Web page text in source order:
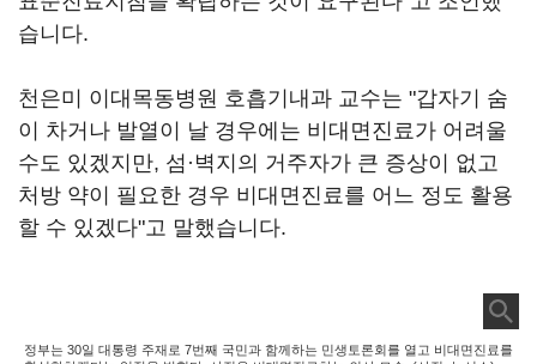
습니다.
천은미 이대목동병원 호흡기내과 교수는 "갑자기 숨
이 차거나 발열이 날 경우에는 비대면진료가 어려울
수도 있겠지만, 섬·벽지의 거주자가 큰 증상이 없고
처방 약이 필요한 경우 비대면진료를 어느 정도 활용
할 수 있겠다"고 말했습니다.
정부는 30일 대통령 주재로 7번째 국민과 함께하는 민생토론회를 열고 비대면진료를